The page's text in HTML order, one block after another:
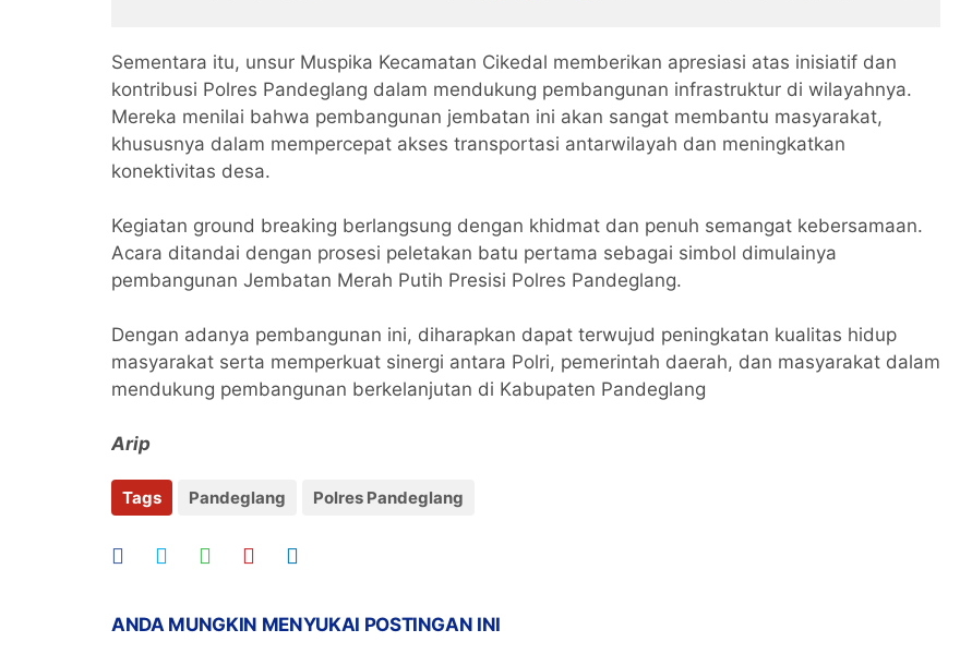
Musim Kemarau
Sementara itu, unsur Muspika Kecamatan Cikedal memberikan apresiasi atas inisiatif dan
kontribusi Polres Pandeglang dalam mendukung pembangunan infrastruktur di wilayahnya.
Mereka menilai bahwa pembangunan jembatan ini akan sangat membantu masyarakat,
khususnya dalam mempercepat akses transportasi antarwilayah dan meningkatkan
konektivitas desa.
Kegiatan ground breaking berlangsung dengan khidmat dan penuh semangat kebersamaan.
Acara ditandai dengan prosesi peletakan batu pertama sebagai simbol dimulainya
pembangunan Jembatan Merah Putih Presisi Polres Pandeglang.
Dengan adanya pembangunan ini, diharapkan dapat terwujud peningkatan kualitas hidup
masyarakat serta memperkuat sinergi antara Polri, pemerintah daerah, dan masyarakat dalam
mendukung pembangunan berkelanjutan di Kabupaten Pandeglang
Arip
Tags Pandeglang Polres Pandeglang
ANDA MUNGKIN MENYUKAI POSTINGAN INI